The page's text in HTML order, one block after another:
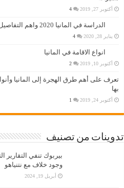
أكتوبر 27, 2019 4
الدراسة في المانيا 2020 واهم التفاصيل عنها
يناير 28, 2020 4
انواع الاقامة في المانيا
أكتوبر 10, 2019 2
تعرف على أهم طرق الهجرة إلى المانيا
بها
أكتوبر 24, 2019 1
تدوينات من تصنيف
بيربوك تنفي التقارير
وجود خلاف مع نتنياهو
أبريل 19, 2024